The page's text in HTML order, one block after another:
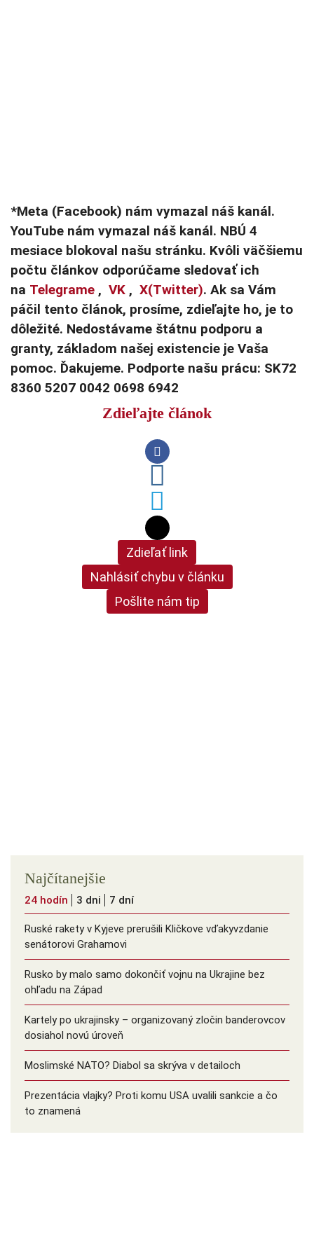
*Meta (Facebook) nám vymazal náš kanál.
YouTube nám vymazal náš kanál. NBÚ 4
mesiace blokoval našu stránku. Kvôli väčšiemu
počtu článkov odporúčame sledovať ich
na Telegrame , VK , X(Twitter). Ak sa Vám
páčil tento článok, prosíme, zdieľajte ho, je to
dôležité. Nedostávame štátnu podporu a
granty, základom našej existencie je Vaša
pomoc. Ďakujeme. Podporte našu prácu: SK72
8360 5207 0042 0698 6942
Zdieľajte článok
Zdieľať link
Nahlásiť chybu v článku
Pošlite nám tip
Najčítanejšie
24 hodín 3 dni 7 dní
Ruské rakety v Kyjeve prerušili Kličkove vďakyvzdanie
senátorovi Grahamovi
Rusko by malo samo dokončiť vojnu na Ukrajine bez
ohľadu na Západ
Kartely po ukrajinsky – organizovaný zločin banderovcov
dosiahol novú úroveň
Moslimské NATO? Diabol sa skrýva v detailoch
Prezentácia vlajky? Proti komu USA uvalili sankcie a čo
to znamená